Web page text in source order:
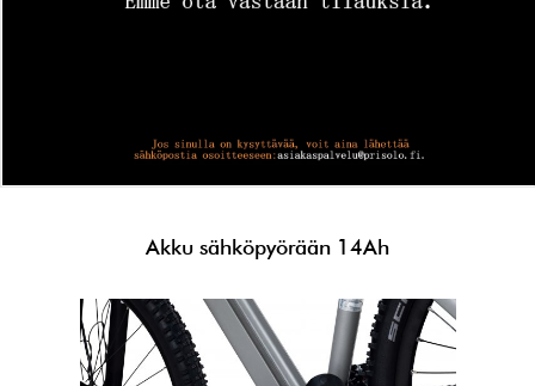
Akku sähköpyörään 14Ah